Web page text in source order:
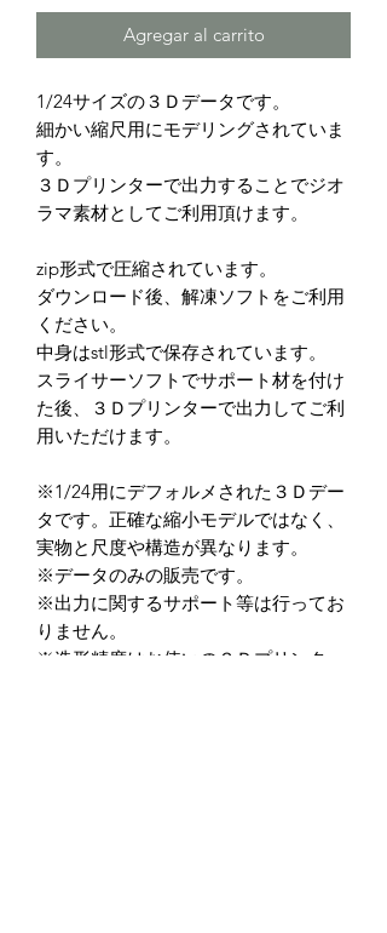
Agregar al carrito
1/24サイズの３Ｄデータです。
細かい縮尺用にモデリングされていま
す。
３Ｄプリンターで出力することでジオ
ラマ素材としてご利用頂けます。
zip形式で圧縮されています。
ダウンロード後、解凍ソフトをご利用
ください。
中身はstl形式で保存されています。
スライサーソフトでサポート材を付け
た後、３Ｄプリンターで出力してご利
用いただけます。
※1/24用にデフォルメされた３Ｄデー
タです。正確な縮小モデルではなく、
実物と尺度や構造が異なります。
※データのみの販売です。
※出力に関するサポート等は行ってお
りません。
※造形精度はお使いの３Ｄプリンター